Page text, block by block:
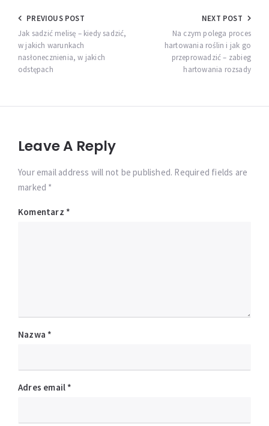
Nawigacja
wpisu
PREVIOUS POST
Jak sadzić melisę – kiedy sadzić,
w jakich warunkach
nasłonecznienia, w jakich
odstępach
NEXT POST
Na czym polega proces
hartowania roślin i jak go
przeprowadzić – zabieg
hartowania rozsady
Leave A Reply
Your email address will not be published. Required fields are
marked *
Komentarz *
Nazwa *
Adres email *